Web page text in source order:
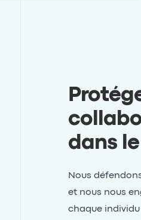
dans
Nous
et nous nous
chaque